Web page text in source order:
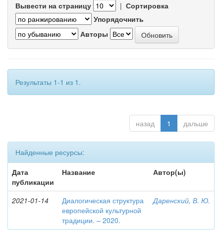
Вывести на страницу | Сортировка
Упорядочнить
Авторы
Результаты 1-1 из 1.
назад 1 дальше
Найденные ресурсы:
Дата
публикации
Название Автор(ы)
2021-01-14
Диалогическая структура
европейской культурной
традиции. – 2020.
Даренский, В. Ю.